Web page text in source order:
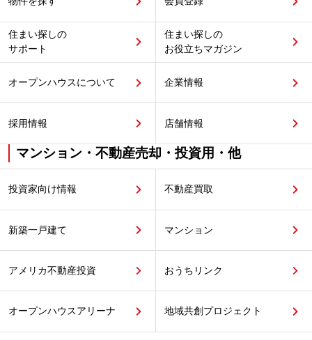
住まい探しの
サポート
住まい探しの
お役立ちマガジン
オープンハウスについて 企業情報
採用情報 店舗情報
マンション・不動産売却・投資用・他
投資家向け情報 不動産買取
新築一戸建て マンション
アメリカ不動産投資 おうちリンク
オープンハウスアリーナ 地域共創プロジェクト